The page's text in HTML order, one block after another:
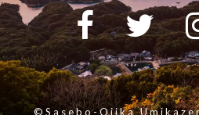
©Sasebo-Ojika